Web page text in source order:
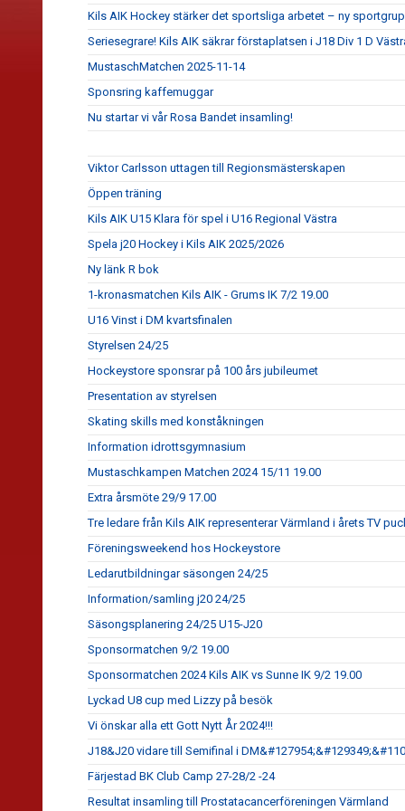
Kils AIK Hockey stärker det sportsliga arbetet – ny
Seriesegrare! Kils AIK säkrar förstaplatsen i J18 Div 1 D
MustaschMatchen 2025-11-14
Sponsring kaffemuggar
Nu startar vi vår Rosa Bandet insamling!
Viktor Carlsson uttagen till Regionsmästerskapen
Öppen träning
Kils AIK U15 Klara för spel i U16 Regional Västra
Spela j20 Hockey i Kils AIK 2025/2026
Ny länk R bok
1-kronasmatchen Kils AIK - Grums IK 7/2 19.00
U16 Vinst i DM kvartsfinalen
Styrelsen 24/25
Hockeystore sponsrar på 100 års jubileumet
Presentation av styrelsen
Skating skills med konståkningen
Information idrottsgymnasium
Mustaschkampen Matchen 2024 15/11 19.00
Extra årsmöte 29/9 17.00
Tre ledare från Kils AIK representerar Värmland i årets TV
Föreningsweekend hos Hockeystore
Ledarutbildningar säsongen 24/25
Information/samling j20 24/25
Säsongsplanering 24/25 U15-J20
Sponsormatchen 9/2 19.00
Sponsormatchen 2024 Kils AIK vs Sunne IK 9/2 19.00
Lyckad U8 cup med Lizzy på besök
Vi önskar alla ett Gott Nytt År 2024!!!
J18&J20 vidare till Semifinal i
Färjestad BK Club Camp 27-28/2 -24
Resultat insamling till Prostatacancerföreningen Värmland